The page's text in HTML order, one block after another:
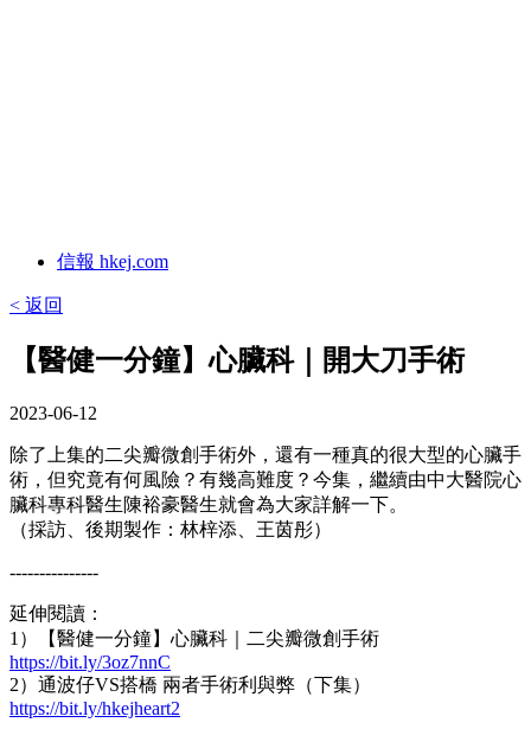
信報 hkej.com
< 返回
【醫健一分鐘】心臟科｜開大刀手術
2023-06-12
除了上集的二尖瓣微創手術外，還有一種真的很大型的心臟手
術，但究竟有何風險？有幾高難度？今集，繼續由中大醫院心
臟科專科醫生陳裕豪醫生就會為大家詳解一下。
（採訪、後期製作：林梓添、王茵彤）
---------------
延伸閱讀：
1）【醫健一分鐘】心臟科｜二尖瓣微創手術
https://bit.ly/3oz7nnC
2）通波仔VS搭橋 兩者手術利與弊（下集）
https://bit.ly/hkejheart2